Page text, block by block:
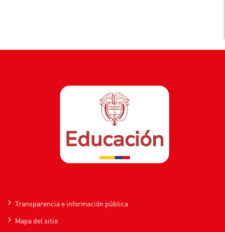
Transparencia e información pública
Mapa del sitio